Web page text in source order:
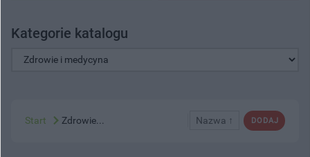
Kategorie katalogu
DODAJ
Nazwa ↑
Start Zdrowie...